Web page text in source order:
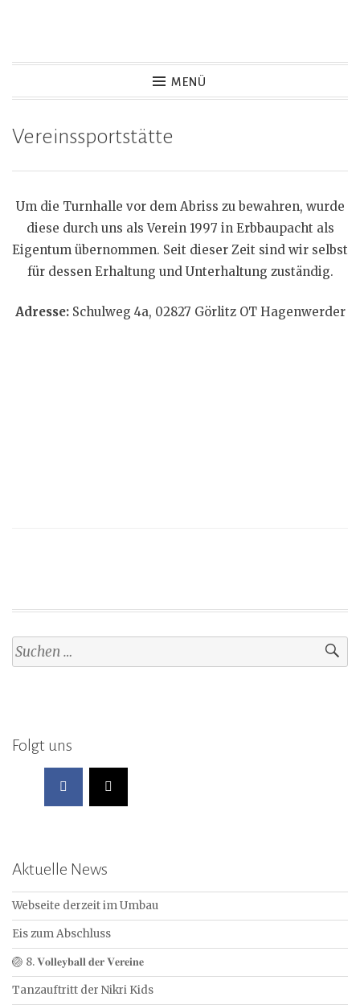
MENÜ
Vereinssportstätte
Um die Turnhalle vor dem Abriss zu bewahren, wurde
diese durch uns als Verein 1997 in Erbbaupacht als
Eigentum übernommen. Seit dieser Zeit sind wir selbst
für dessen Erhaltung und Unterhaltung zuständig.
Adresse:Schulweg 4a, 02827 Görlitz OT Hagenwerder
Suchen
nach:
Folgt uns
Aktuelle News
Webseite derzeit im Umbau
Eis zum Abschluss
🏐 8. 𝐕𝐨𝐥𝐥𝐞𝐲𝐛𝐚𝐥𝐥 𝐝𝐞𝐫 𝐕𝐞𝐫𝐞𝐢𝐧𝐞
Tanzauftritt der Nikri Kids